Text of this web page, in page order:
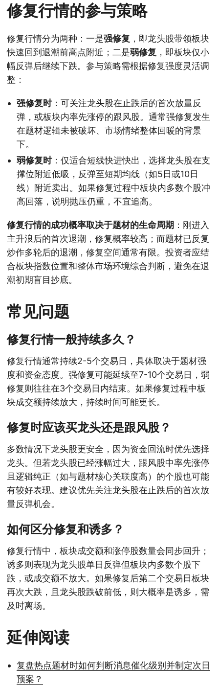
修复行情的参与策略
修复行情分为两种：一是强修复 ，即龙头股带领板块
快速回到退潮前高点附近；二是弱修复 ，即板块仅小
幅反弹后继续下跌。参与策略需根据修复强度灵活调
整：
强修复时：可关注龙头股在止跌后的首次放量反
弹，或板块内率先涨停的跟风股。通常强修复发生
在题材逻辑未被破坏、市场情绪整体回暖的背景
下。
弱修复时：仅适合短线快进快出，选择龙头股在支
撑位附近低吸，反弹至短期均线（如5日或10日
线）附近卖出。如果修复过程中板块内多数个股冲
高回落，说明抛压仍重，不宜追高。
修复行情的成功概率取决于题材的生命周期 ：刚进入
主升浪后的首次退潮，修复概率较高；而题材已反复
炒作多轮后的退潮，修复空间通常有限。投资者应结
合板块指数位置和整体市场环境综合判断，避免在退
潮初期盲目抄底。
常见问题
修复行情一般持续多久？
修复行情通常持续2-5个交易日，具体取决于题材强
度和资金态度。强修复可能延续至7-10个交易日，弱
修复则往往在3个交易日内结束。如果修复过程中板
块成交额持续放大，持续时间可能更长。
修复时应该买龙头还是跟风股？
多数情况下龙头股更安全，因为资金回流时优先选择
龙头。但若龙头股已经涨幅过大，跟风股中率先涨停
且逻辑纯正（如与题材核心关联度高）的个股也可能
有较好表现。建议优先关注龙头股在止跌后的首次放
量反弹机会。
如何区分修复和诱多？
修复行情中，板块成交额和涨停股数量会同步回升；
诱多则表现为龙头股单日反弹但板块内多数个股下
跌，或成交额不放大。如果修复后第二个交易日板块
再次大跌，且龙头股跌破前低，则大概率是诱多，需
及时离场。
延伸阅读
复盘热点题材时如何判断消息催化级别并制定次日
预案？